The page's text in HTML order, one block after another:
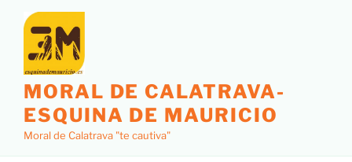
MORAL DE CALATRAVA-
ESQUINA DE MAURICIO
Moral de Calatrava "te cautiva"